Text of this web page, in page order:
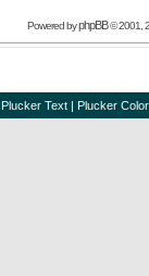
Powered byphpBB© 2001,
Plucker Text | Plucker Color